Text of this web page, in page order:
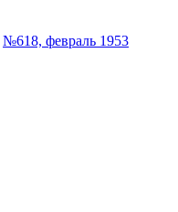
№618, февраль 1953